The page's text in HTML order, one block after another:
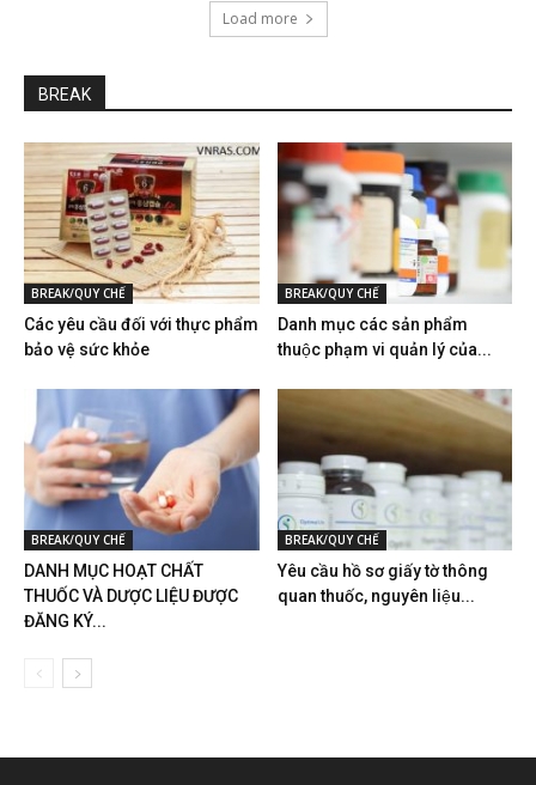
Load more
BREAK
BREAK/QUY CHẾ
Các yêu cầu đối với thực phẩm
bảo vệ sức khỏe
BREAK/QUY CHẾ
Danh mục các sản phẩm
thuộc phạm vi quản lý của...
BREAK/QUY CHẾ
DANH MỤC HOẠT CHẤT
THUỐC VÀ DƯỢC LIỆU ĐƯỢC
ĐĂNG KÝ...
BREAK/QUY CHẾ
Yêu cầu hồ sơ giấy tờ thông
quan thuốc, nguyên liệu...